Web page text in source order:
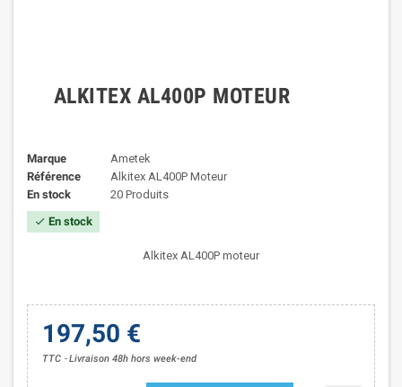
ALKITEX AL400P MOTEUR
Marque
Ametek
Référence
Alkitex AL400P Moteur
En stock
20 Produits
check En stock
Alkitex AL400P moteur
197,50 €
TTC Livraison 48h hors week-end